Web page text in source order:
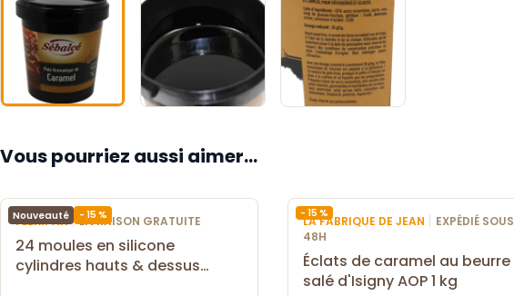
Vous pourriez aussi aimer...
Nouveauté - 15 %
FLEXIPAN| LIVRAISON GRATUITE
24 moules en silicone
cylindres hauts & dessus
- 15 %
LA FABRIQUE DE JEAN | EXPÉDIÉ SOUS
48H
Éclats de caramel au beurre
salé d'Isigny AOP 1 kg